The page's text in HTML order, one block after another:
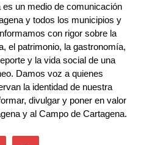
un medio de comunicación
y todos los municipios y
con rigor sobre la
el patrimonio, la gastronomía,
y la vida social de una
Damos voz a quienes
la identidad de nuestra
divulgar y poner en valor
y al Campo de Cartagena.